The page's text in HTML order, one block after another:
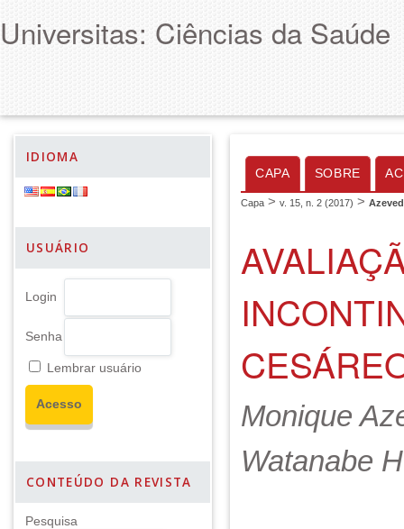
Universitas: Ciências da Saúde
IDIOMA
USUÁRIO
Login
Senha
Lembrar usuário
CONTEÚDO DA REVISTA
Pesquisa
CAPA SOBRE
Capa > v. 15, n. 2 (2017) >
Monique
Watanabe